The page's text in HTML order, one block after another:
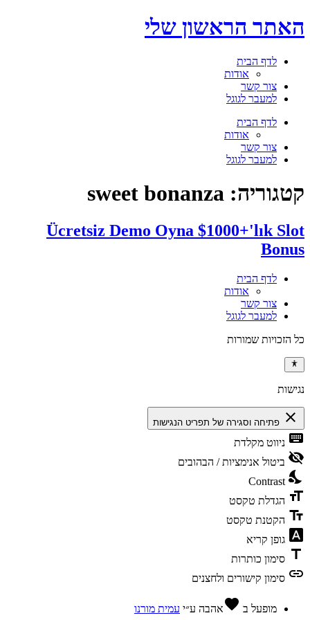
דלג
לתוכן
האתר הראשון שלי
לדף הבית
אודות
צור קשר
למעבר לגוגל
תפריט לדף הבית
אודות
צור קשר
למעבר לגוגל
קטגוריה: sweet bonanza
Ücretsiz Demo Oyna $1000+'lık Slot
Bonus
לדף הבית
אודות
צור קשר
למעבר לגוגל
כל הזכויות שמורות
נגישות
close פתיחה וסגירה של תפריט הנגישות
keyboard ניווט מקלדת
visibility_off ביטול אנימציות / הבהובים
nights_stay
Contrast
format_size הגדלת טקסט
text_fields הקטנת טקסט
font_download גופן קריא
title סימון כותרות
link סימון קישורים ולחצנים
מופעל ב favoriteאהבה ע״י עמית מורנו